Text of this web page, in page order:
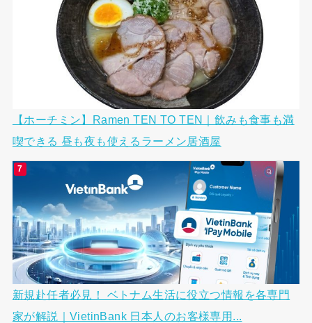
【ホーチミン】Ramen TEN TO TEN｜飲みも食事も満
喫できる 昼も夜も使えるラーメン居酒屋
新規赴任者必見！ ベトナム生活に役立つ情報を各専門
家が解説｜VietinBank 日本人のお客様専用...